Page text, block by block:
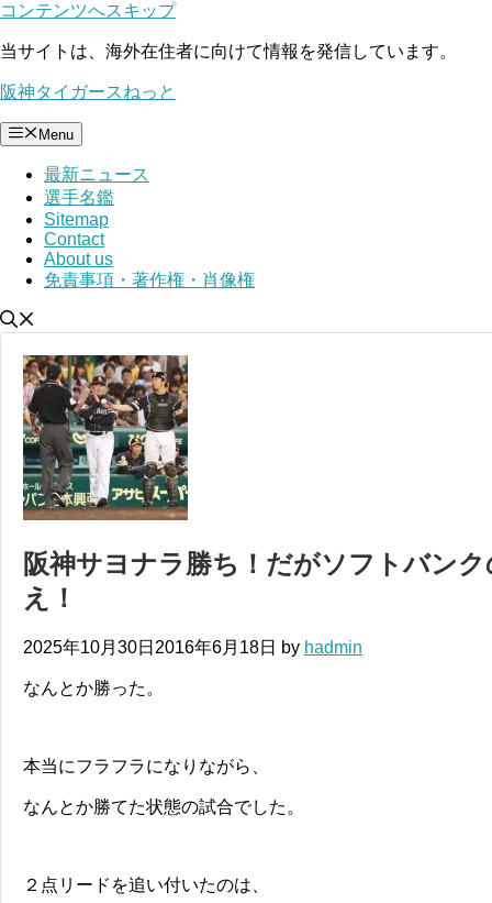
コンテンツへスキップ
当サイトは、海外在住者に向けて情報を発信しています。
阪神タイガースねっと
Menu
最新ニュース
選手名鑑
Sitemap
Contact
About us
免責事項・著作権・肖像権
阪神サヨナラ勝ち！だがソフトバン
え！
2025年10月30日 2016年6月18日 by hadmin
なんとか勝った。
本当にフラフラになりながら、
なんとか勝てた状態の試合でした。
２点リードを追い付いたのは、